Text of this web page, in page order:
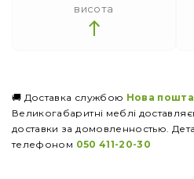
висота
🚚 Доставка службою Нова пошта
Великогабаритні меблі
доставки за домовленностью.
телефоном 050 411-20-30